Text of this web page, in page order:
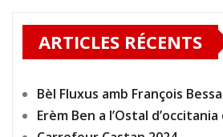
ARTICLES RÉCENTS
Bèl Fluxus amb François
Erèm Ben a l’Ostal